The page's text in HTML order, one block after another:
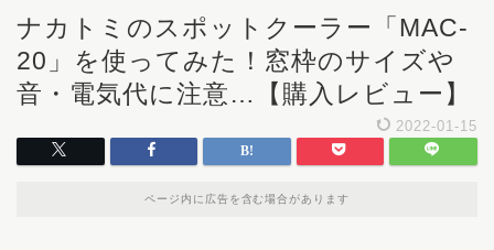
ナカトミのスポットクーラー「MAC-
20」を使ってみた！窓枠のサイズや
音・電気代に注意…【購入レビュー】
2022-01-15
ページ内に広告を含む場合があります